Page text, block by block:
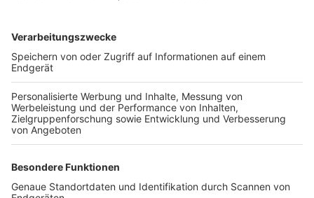
TOP-VEREINE
TOP-PARTNER